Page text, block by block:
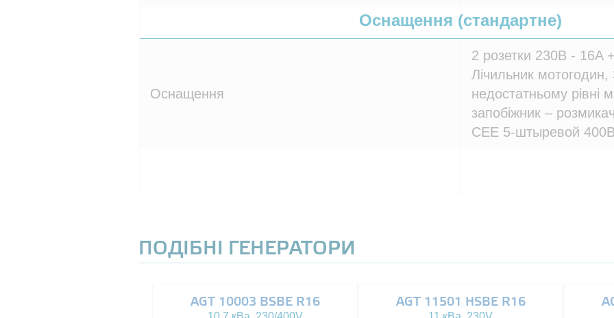
Оснащення (стандартне)
Оснащення
2 розетки 230В -
Лічильник
недостатньому рівні
запобіжник –
CEE 5-штыревой
ПОДІБНІ ГЕНЕРАТОРИ
AGT 10003 BSBE R16 AGT 11501 HSBE R16